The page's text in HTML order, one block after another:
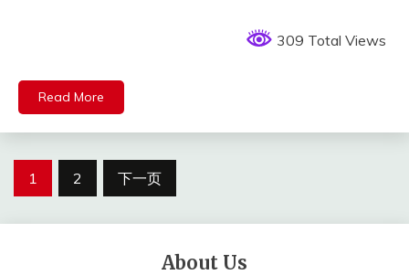
309 Total Views
Read More
文1 2 下一页
About Us